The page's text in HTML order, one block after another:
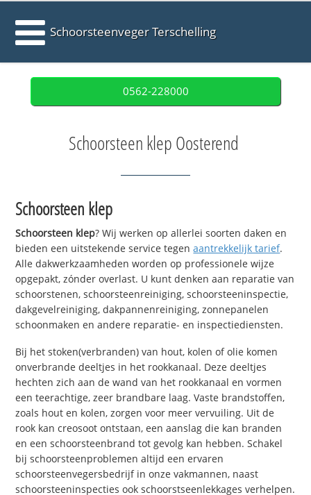
Schoorsteenveger Terschelling
0562-228000
Schoorsteen klep Oosterend
Schoorsteen klep
Schoorsteen klep? Wij werken op allerlei soorten daken en
bieden een uitstekende service tegenaantrekkelijk tarief.
Alle dakwerkzaamheden worden op professionele wijze
opgepakt, zónder overlast. U kunt denken aan reparatie van
schoorstenen, schoorsteenreiniging, schoorsteeninspectie,
dakgevelreiniging, dakpannenreiniging, zonnepanelen
schoonmaken en andere reparatie- en inspectiediensten.
Bij het stoken(verbranden) van hout, kolen of olie komen
onverbrande deeltjes in het rookkanaal. Deze deeltjes
hechten zich aan de wand van het rookkanaal en vormen
een teerachtige, zeer brandbare laag. Vaste brandstoffen,
zoals hout en kolen, zorgen voor meer vervuiling. Uit de
rook kan creosoot ontstaan, een aanslag die kan branden
en een schoorsteenbrand tot gevolg kan hebben. Schakel
bij schoorsteenproblemen altijd een ervaren
schoorsteenvegersbedrijf in onze vakmannen, naast
schoorsteeninspecties ook schoorstseenlekkages verhelpen.